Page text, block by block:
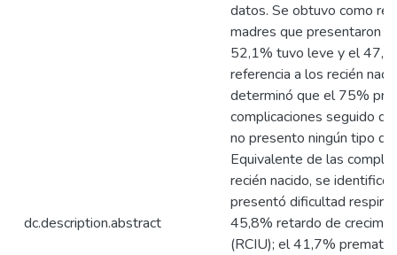
dc.description.abstract
datos. Se obtuvo como
madres que presentaron
52,1% tuvo leve y el
referencia a los recién
determinó que el 75%
complicaciones seguido
no presento ningún tipo de
Equivalente de las
recién nacido, se
presentó dificultad
45,8% retardo de
(RCIU); el 41,7%